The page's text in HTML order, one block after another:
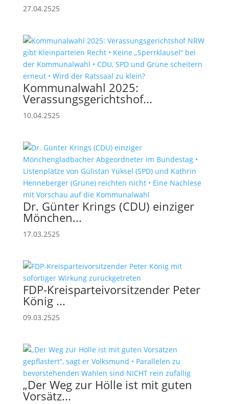
27.04.2525
Kommunalwahl 2025:
Verassungsgerichtshof...
10.04.2525
Dr. Günter Krings (CDU) einziger
Mönchen...
17.03.2525
FDP-Kreisparteivorsitzender Peter
König ...
09.03.2525
„Der Weg zur Hölle ist mit guten
Vorsätz...